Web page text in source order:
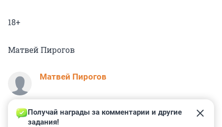
18+
Матвей Пирогов
Матвей Пирогов
Получай награды за комментарии и другие
задания!